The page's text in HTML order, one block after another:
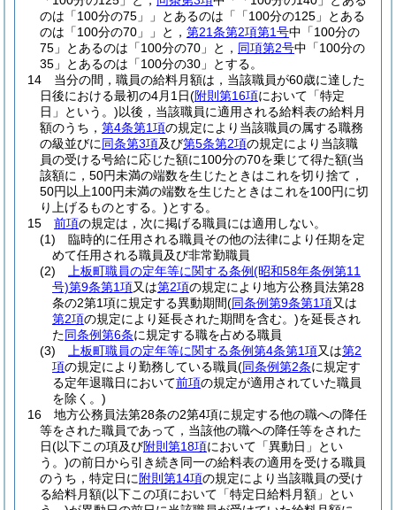
のは「100分の75」」とあるのは「「100分の125」とある
のは「100分の70」」と， 第21条第2項第1号中「100分の
75」とあるのは「100分の70」と， 同項第2号中「100分の
35」とあるのは「100分の30」とする。
14
当分の間，職員の給料月額は，当該職員が60歳に達した
日後における最初の4月1日(附則第16項において「特定
日」という。)以後，当該職員に適用される給料表の給料月
額のうち， 第4条第1項の規定により当該職員の属する職務
の級並びに同条第3項及び第5条第2項の規定により当該職
員の受ける号給に応じた額に100分の70を乗じて得た額(当
該額に，50円未満の端数を生じたときはこれを切り捨て，
50円以上100円未満の端数を生じたときはこれを100円に切
り上げるものとする。)とする。
15
前項の規定は，次に掲げる職員には適用しない。
(1)
臨時的に任用される職員その他の法律により任期を定
めて任用される職員及び非常勤職員
(2)
上板町職員の定年等に関する条例(昭和58年条例第11
号)第9条第1項又は第2項の規定により地方公務員法第28
条の2第1項に規定する異動期間(同条例第9条第1項又は
第2項の規定により延長された期間を含む。)を延長され
た同条例第6条に規定する職を占める職員
(3)
上板町職員の定年等に関する条例第4条第1項又は第2
項の規定により勤務している職員(同条例第2条に規定す
る定年退職日において前項の規定が適用されていた職員
を除く。)
16
地方公務員法第28条の2第4項に規定する他の職への降任
等をされた職員であって，当該他の職への降任等をされた
日(以下この項及び附則第18項において「異動日」とい
う。)の前日から引き続き同一の給料表の適用を受ける職員
のうち，特定日に 附則第14項の規定により当該職員の受け
る給料月額(以下この項において「特定日給料月額」とい